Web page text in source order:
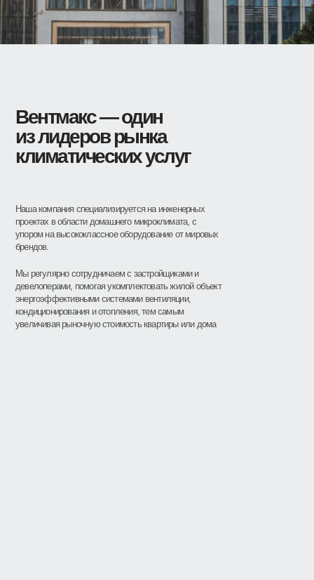
Вентмакс — один
из лидеров рынка
климатических услуг
Наша компания специализируется на инженерных
проектах в области домашнего микроклимата, с
упором на высококлассное оборудование от мировых
брендов.
Мы регулярно сотрудничаем с застройщиками и
девелоперами, помогая укомплектовать жилой объект
энергоэффективными системами вентиляции,
кондиционирования и отопления, тем самым
увеличивая рыночную стоимость квартиры или дома